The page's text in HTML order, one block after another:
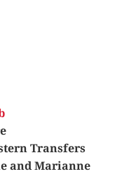
Transfers
and Marianne